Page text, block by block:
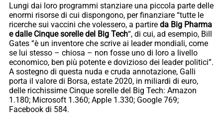
Lungi dai loro programmi stanziare una piccola parte delle
enormi risorse di cui dispongono, per finanziare “tutte le
ricerche sui vaccini che volessero, a partire da Big Pharma
e dalle Cinque sorelle del Big Tech“, di cui, ad esempio, Bill
Gates “è un inventore che scrive ai leader mondiali, come
se lui stesso – chiosa – non fosse uno di loro a livello
economico, ben più potente e dovizioso dei leader politici”.
A sostegno di questa nuda e cruda annotazione, Galli
porta il valore di Borsa, estate 2020, in miliardi di euro,
delle ricchissime Cinque sorelle del Big Tech: Amazon
1.180; Microsoft 1.360; Apple 1.330; Google 769;
Facebook di 584.